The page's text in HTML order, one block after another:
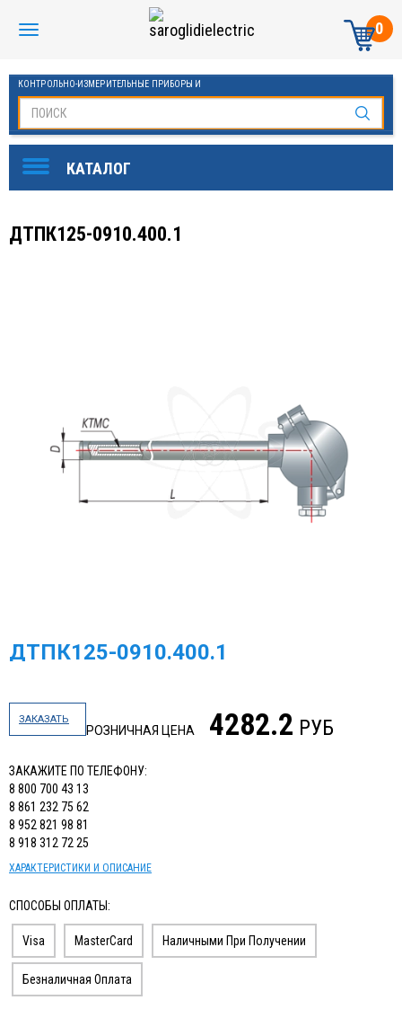
0
КОНТРОЛЬНО-ИЗМЕРИТЕЛЬНЫЕ ПРИБОРЫ И
ДТПК125-0910.400.1
ДТПК125-0910.400.1
ЗАКАЗАТЬ
РОЗНИЧНАЯ ЦЕНА 4282.2 РУБ
ЗАКАЖИТЕ ПО ТЕЛЕФОНУ:
8 800 700 43 13
8 861 232 75 62
8 952 821 98 81
8 918 312 72 25
ХАРАКТЕРИСТИКИ И ОПИСАНИЕ
СПОСОБЫ ОПЛАТЫ:
Visa MasterCard Наличными При Получении
Безналичная Оплата